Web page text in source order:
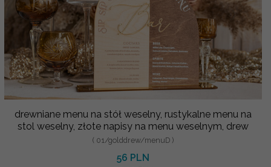
drewniane menu na stół weselny, rustykalne menu na
stol weselny, złote napisy na menu weselnym, drew
( 01/golddrew/menuD )
56 PLN